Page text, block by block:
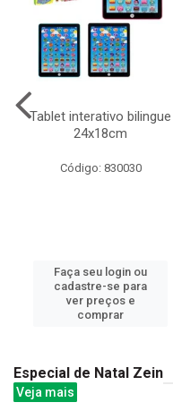
Tablet interativo bilingue
24x18cm
Código: 830030
Faça seu login ou
cadastre-se para
ver preços e
comprar
Especial de Natal Zein
Veja mais